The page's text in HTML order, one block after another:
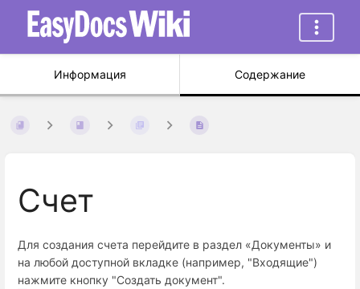
Информация Содержание
Счет
Для создания счета перейдите в раздел «Документы» и
на любой доступной вкладке (например, "Входящие")
нажмите кнопку "Создать документ".